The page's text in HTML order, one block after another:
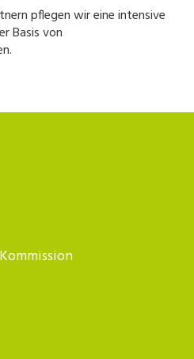
pflegen wir eine intensive
Basis von